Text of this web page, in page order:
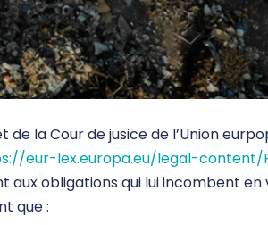
la Cour de jusice de l’Union
eur-lex.europa.eu/legal-content/
aux obligations qui lui incombent en
que :